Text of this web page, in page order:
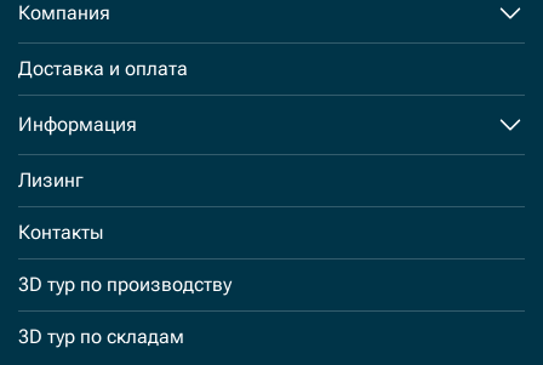
Компания
Доставка и оплата
Информация
Лизинг
Контакты
3D тур по производству
3D тур по складам